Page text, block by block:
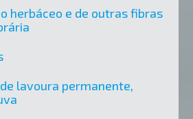
herbáceo e de outras fibras
lavoura permanente,